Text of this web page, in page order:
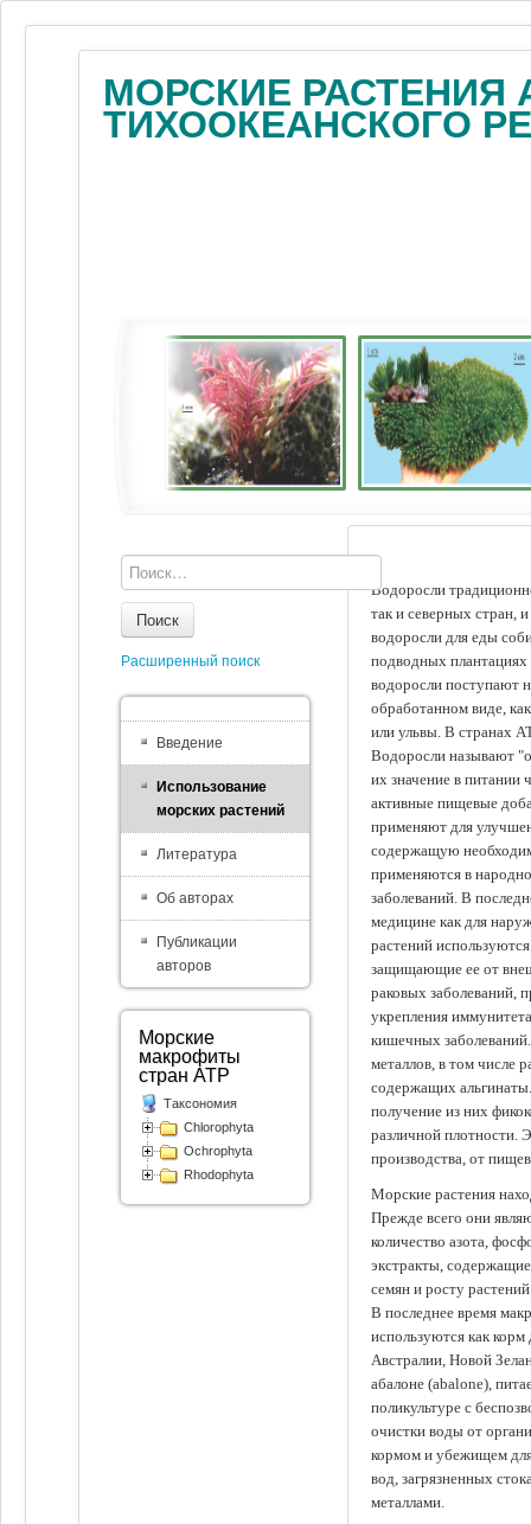
МОРСКИЕ РАСТЕНИЯ
ТИХООКЕАНСКОГО
Водоросли
так и северных стран,
водоросли для еды
подводных
водоросли поступают
обработанном виде,
или ульвы. В странах
Водоросли называют
их значение в питании
активные пищевые
применяют для
содержащую
применяются в
заболеваний. В
медицине как для
растений
защищающие ее от
раковых заболеваний,
укрепления
кишечных
металлов, в том числе
содержащих
получение из них
различной плотности.
производства, от
Морские растения
Прежде всего они
количество азота,
экстракты,
семян и росту
В последнее время
используются как
Австралии, Новой
абалоне (abalone),
поликультуре с
очистки воды от
кормом и убежищем
вод, загрязненных
металлами.
Поиск
Расширенный поиск
Введение
Использование
морских растений
Литература
Об авторах
Публикации
авторов
Морские
макрофиты
стран АТР
Таксономия
Chlorophyta
Ochrophyta
Rhodophyta